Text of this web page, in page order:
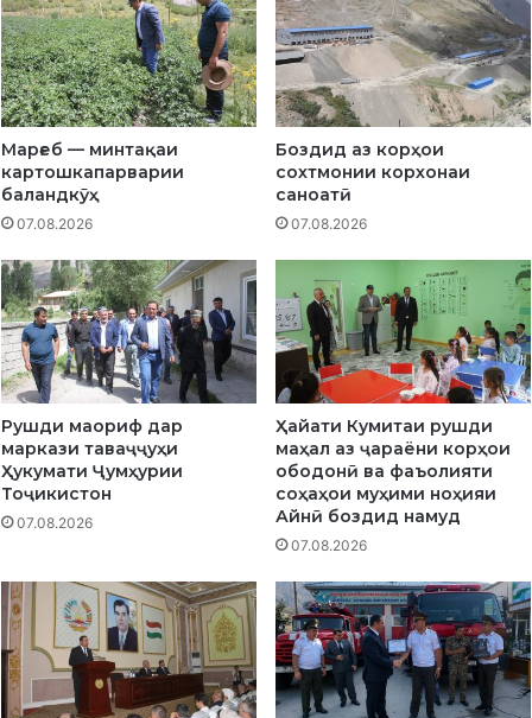
в
ш
а
н
Р
а
ҳ
и
м
з
о
д
а
б
а
х
ш
и
д
а
б
а
ӯ
и
Ғ
н
о
ҳ
и
я
А
й
ӣ
Р
а
в
ш
а
н
Р
а
ҳ
и
з
д
а
ш
Марғеб — минтақаи
картошкапарварии
баландкӯҳ
07.08.2026
Боздид аз корҳои
сохтмонии корхонаи
саноатӣ
07.08.2026
Рушди маориф дар
маркази таваҷҷуҳи
Ҳукумати Ҷумҳурии
Тоҷикистон
07.08.2026
Ҳайати Кумитаи рушди
маҳал аз ҷараёни корҳои
ободонӣ ва фаъолияти
соҳаҳои муҳими ноҳияи
Айнӣ боздид намуд
07.08.2026